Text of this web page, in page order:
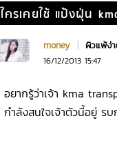
ใครเคยใช้ แป้งฝุ่น
money | ผิวแพ้ง่
16/12/2013 15:47
อยากรู้ว่าเจ้า kma
กำลังสนใจเจ้าตัวนี้อยู่